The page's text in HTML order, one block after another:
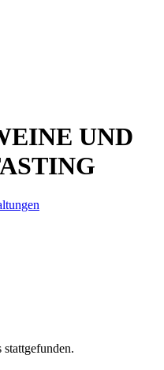
UND
stattgefunden.